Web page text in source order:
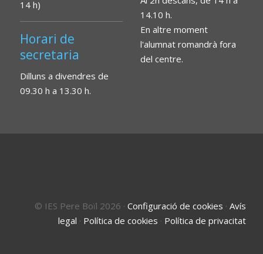
14 h)
Horari de
secretaria
Dilluns a divendres de
09.30 h a 13.30 h.
14.10 h.
En altre moment
l'alumnat romandrà fora
del centre.
© IES Pere Boïl 2026 · Configuració de cookies · Avís
legal · Política de cookies · Política de privacitat